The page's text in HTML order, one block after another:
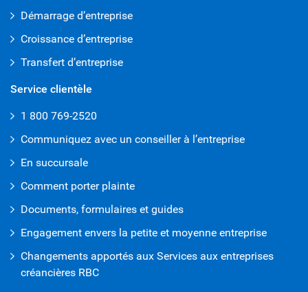
Démarrage d’entreprise
Croissance d’entreprise
Transfert d’entreprise
Service clientèle
1 800 769-2520
Communiquez avec un conseiller à l’entreprise
En succursale
Comment porter plainte
Documents, formulaires et guides
Engagement envers la petite et moyenne entreprise
Changements apportés aux Services aux entreprises
créancières RBC